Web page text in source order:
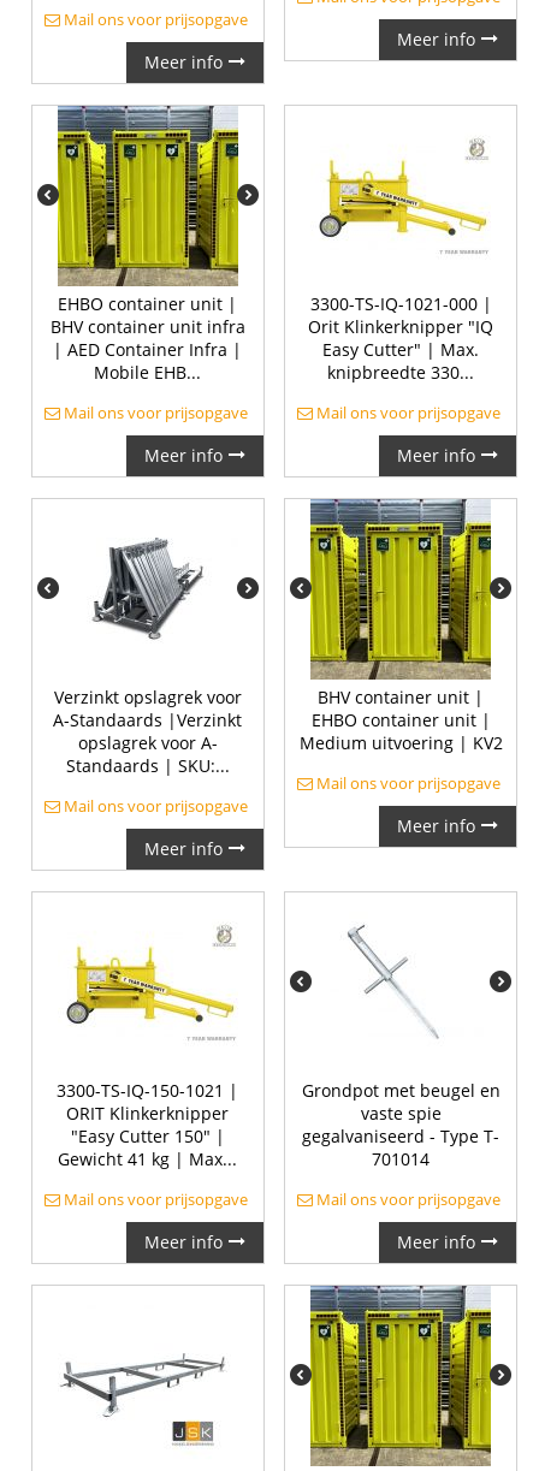
Mail ons voor prijsopgave
Meer info
Meer info
EHBO container unit |
BHV container unit infra
| AED Container Infra |
Mobile EHB...
Mail ons voor prijsopgave
Meer info
3300-TS-IQ-1021-000 |
Orit Klinkerknipper "IQ
Easy Cutter" | Max.
knipbreedte 330...
Mail ons voor prijsopgave
Meer info
Verzinkt opslagrek voor
A-Standaards |Verzinkt
opslagrek voor A-
Standaards | SKU:...
Mail ons voor prijsopgave
Meer info
BHV container unit |
EHBO container unit |
Medium uitvoering | KV2
Mail ons voor prijsopgave
Meer info
3300-TS-IQ-150-1021 |
ORIT Klinkerknipper
"Easy Cutter 150" |
Gewicht 41 kg | Max...
Mail ons voor prijsopgave
Meer info
Grondpot met beugel en
vaste spie
gegalvaniseerd - Type T-
701014
Mail ons voor prijsopgave
Meer info